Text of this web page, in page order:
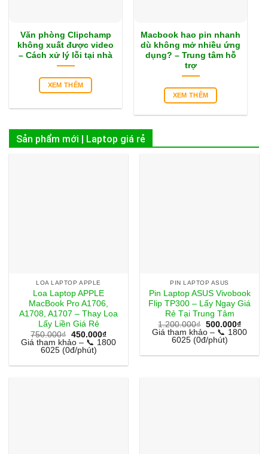
Văn phòng Clipchamp
không xuất được video
– Cách xử lý lỗi tại nhà
XEM THÊM
Macbook hao pin nhanh
dù không mở nhiều ứng
dụng? – Trung tâm hỗ
trợ
XEM THÊM
Sản phẩm mới | Laptop giá rẻ
LOA LAPTOP APPLE
Loa Laptop APPLE
MacBook Pro A1706,
A1708, A1707 – Thay Loa
Lấy Liền Giá Rẻ
750.000₫ Giá
gốc
là:
750.000₫.
450.000₫Giá
hiện
450.000₫.
Giá tham khảo – 📞 1800
6025 (0đ/phút)
PIN LAPTOP ASUS
Pin Laptop ASUS Vivobook
Flip TP300 – Lấy Ngay Giá
Rẻ Tại Trung Tâm
1.200.000₫ Giá
gốc
là:
1.200.000₫.
500.000₫Giá
hiện
Giá tham khảo – 📞 1800
6025 (0đ/phút)